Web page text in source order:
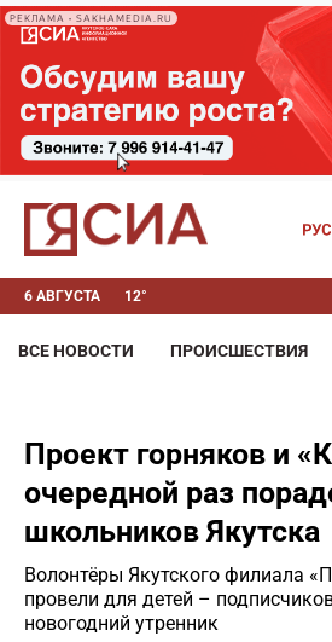
РЕКЛАМА • SAKHAMEDIA.RU
6 АВГУСТА 12°
ВСЕ НОВОСТИ ПРОИСШЕСТВИЯ
Проект горняков и
очередной раз
школьников Якутска
Волонтёры Якутского филиала
провели для детей –
новогодний утренник